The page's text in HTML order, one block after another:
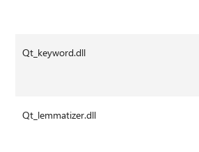
Qt_keyword.dll
Qt_lemmatizer.dll